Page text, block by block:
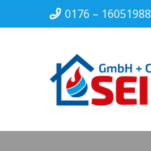
0176 – 16051988